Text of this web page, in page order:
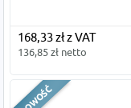
168,33 zł z VAT
136,85 zł netto